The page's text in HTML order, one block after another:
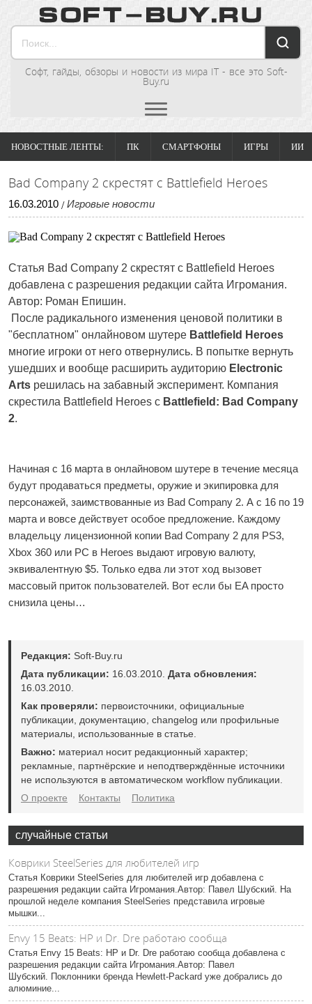
Софт, гайды, обзоры и новости из мира IT - все это Soft-
Buy.ru
НОВОСТНЫЕ ЛЕНТЫ: ПК СМАРТФОНЫ ИГРЫ ИИ
Bad Company 2 скрестят с Battlefield Heroes
16.03.2010 / Игровые новости
Статья Bad Company 2 скрестят с Battlefield Heroes
добавлена с разрешения редакции сайта Игромания.
Автор: Роман Епишин.
После радикального изменения ценовой политики в
"бесплатном" онлайновом шутере Battlefield Heroes
многие игроки от него отвернулись. В попытке вернуть
ушедших и вообще расширить аудиторию Electronic
Arts решилась на забавный эксперимент. Компания
скрестила Battlefield Heroes с Battlefield: Bad Company
2.
Начиная с 16 марта в онлайновом шутере в течение месяца
будут продаваться предметы, оружие и экипировка для
персонажей, заимствованные из Bad Company 2. А с 16 по 19
марта и вовсе действует особое предложение. Каждому
владельцу лицензионной копии Bad Company 2 для PS3,
Xbox 360 или PC в Heroes выдают игровую валюту,
эквивалентную $5. Только едва ли этот ход вызовет
массовый приток пользователей. Вот если бы EA просто
снизила цены…
Редакция: Soft-Buy.ru
Дата публикации: 16.03.2010. Дата обновления:
16.03.2010.
Как проверяли: первоисточники, официальные
публикации, документацию, changelog или профильные
материалы, использованные в статье.
Важно: материал носит редакционный характер;
рекламные, партнёрские и неподтверждённые источники
не используются в автоматическом workflow публикации.
О проекте
Контакты Политика
случайные статьи
Коврики SteelSeries для любителей игр
Статья Коврики SteelSeries для любителей игр добавлена с
разрешения редакции сайта Игромания.Автор: Павел Шубский. На
прошлой неделе компания SteelSeries представила игровые
мышки...
Envy 15 Beats: HP и Dr. Dre работаю сообща
Статья Envy 15 Beats: HP и Dr. Dre работаю сообща добавлена с
разрешения редакции сайта Игромания.Автор: Павел
Шубский. Поклонники бренда Hewlett-Packard уже добрались до
алюминие...